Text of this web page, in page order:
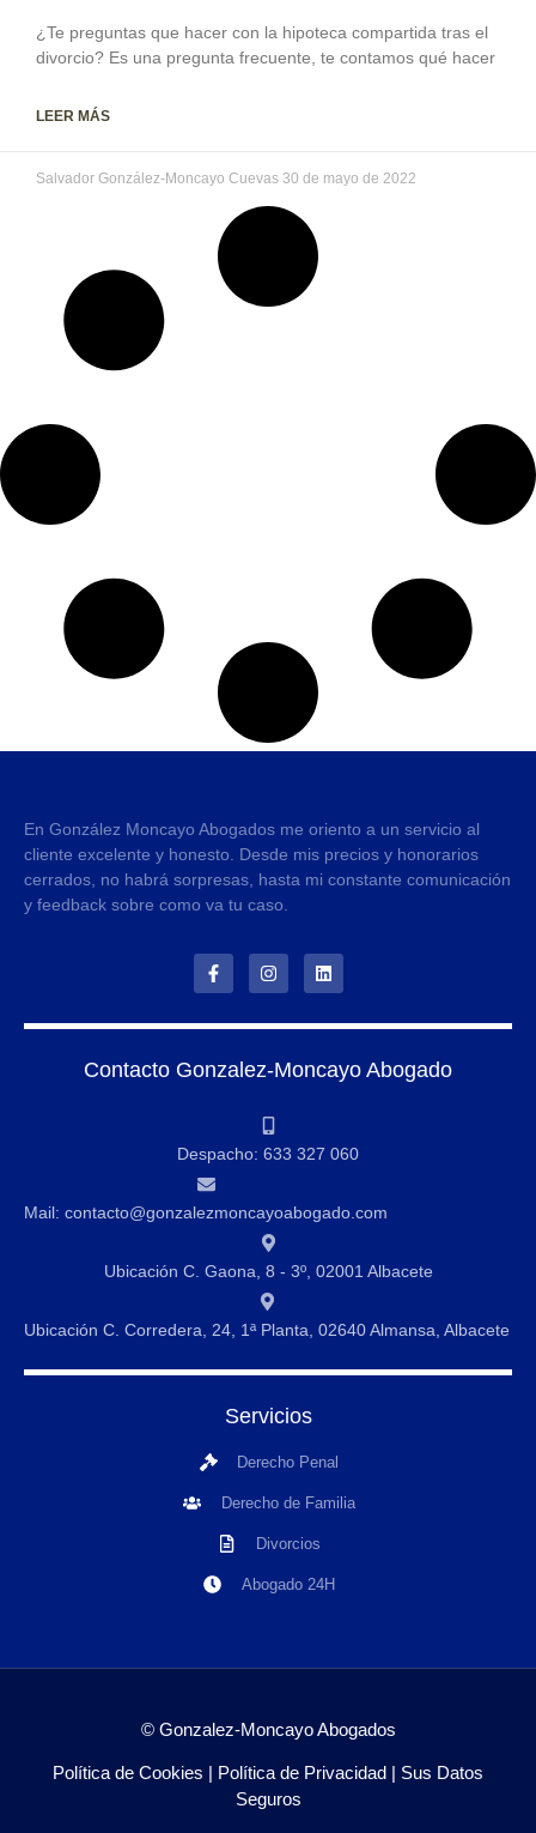
¿Te preguntas que hacer con la hipoteca compartida tras el
divorcio? Es una pregunta frecuente, te contamos qué hacer
LEER MÁS
Salvador González-Moncayo Cuevas 30 de mayo de 2022
En González Moncayo Abogados me oriento a un servicio al
cliente excelente y honesto. Desde mis precios y honorarios
cerrados, no habrá sorpresas, hasta mi constante comunicación
y feedback sobre como va tu caso.
Contacto Gonzalez-Moncayo Abogado
Despacho: 633 327 060
Mail: contacto@gonzalezmoncayoabogado.com
Ubicación C. Gaona, 8 - 3º, 02001 Albacete
Ubicación C. Corredera, 24, 1ª Planta, 02640 Almansa, Albacete
Servicios
Derecho Penal
Derecho de Familia
Divorcios
Abogado 24H
© Gonzalez-Moncayo Abogados
Política de Cookies | Política de Privacidad | Sus Datos
Seguros